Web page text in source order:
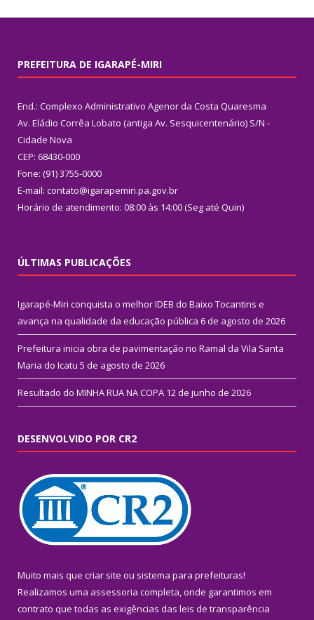
PREFEITURA DE IGARAPÉ-MIRI
End.: Complexo Administrativo Agenor da Costa Quaresma
Av. Eládio Corrêa Lobato (antiga Av. Sesquicentenário) S/N -
Cidade Nova
CEP: 68430-000
Fone: (91) 3755-0000
E-mail: contato@igarapemiri.pa.gov.br
Horário de atendimento: 08:00 às 14:00 (Seg até Quin)
ÚLTIMAS PUBLICAÇÕES
Igarapé-Miri conquista o melhor IDEB do Baixo Tocantins e
avança na qualidade da educação pública 6 de agosto de 2026
Prefeitura inicia obra de pavimentação no Ramal da Vila Santa
Maria do Icatu 5 de agosto de 2026
Resultado do MINHA RUA NA COPA 12 de junho de 2026
DESENVOLVIDO POR CR2
Muito mais que criar site ou sistema para prefeituras!
Realizamos uma assessoria completa, onde garantimos em
contrato que todas as exigências das leis de transparência